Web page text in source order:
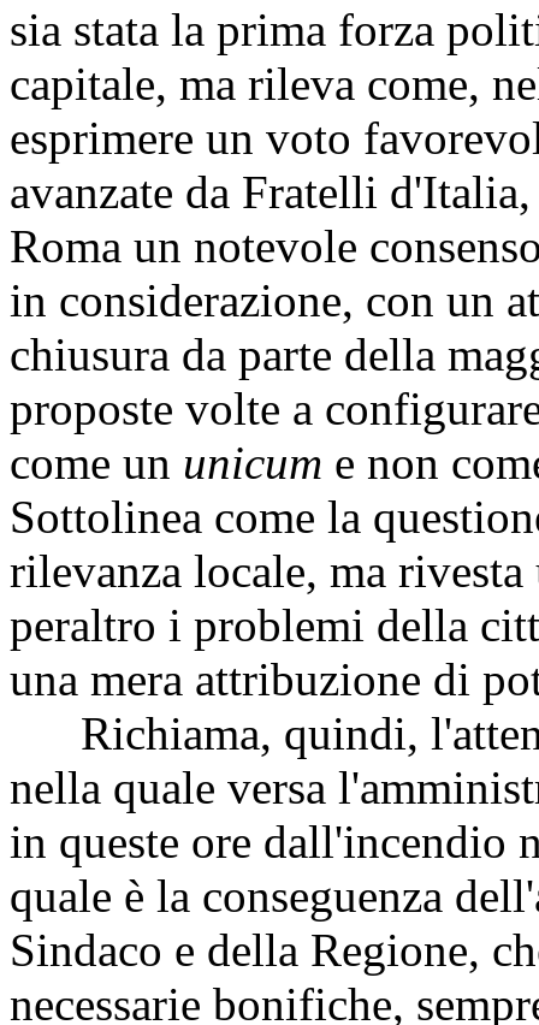
sia stata la prima forza
capitale, ma rileva come,
esprimere un voto
avanzate da Fratelli
Roma un notevole
in considerazione, con un
chiusura da parte della
proposte volte a
come un unicum e non
Sottolinea come la
rilevanza locale, ma
peraltro i problemi della
una mera attribuzione di
Richiama, quindi,
nella quale versa
in queste ore dall'incendio
quale è la conseguenza
Sindaco e della Regione,
necessarie bonifiche,